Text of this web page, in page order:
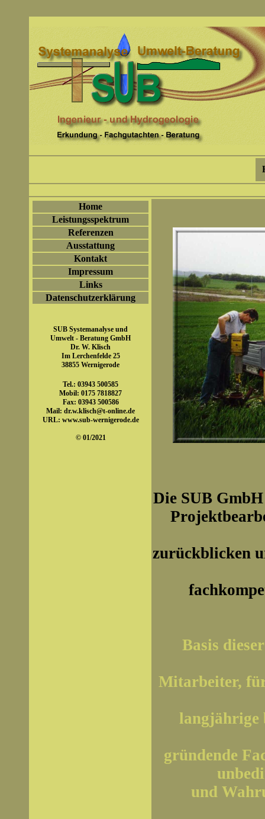
Home
Leistungsspektrum
Referenzen
Ausstattung
Kontakt
Impressum
Links
Datenschutzerklärung
SUB Systemanalyse und
Umwelt - Beratung GmbH
Dr. W. Klisch
Im Lerchenfelde 25
38855 Wernigerode
Tel.: 03943 500585
Mobil: 0175 7818827
Fax: 03943 500586
Mail: dr.w.klisch@t-online.de
URL: www.sub-wernigerode.de
© 01/2021
Die SUB
zurückblicken
Basis
Mitarbeiter,
langjährige
gründende
und